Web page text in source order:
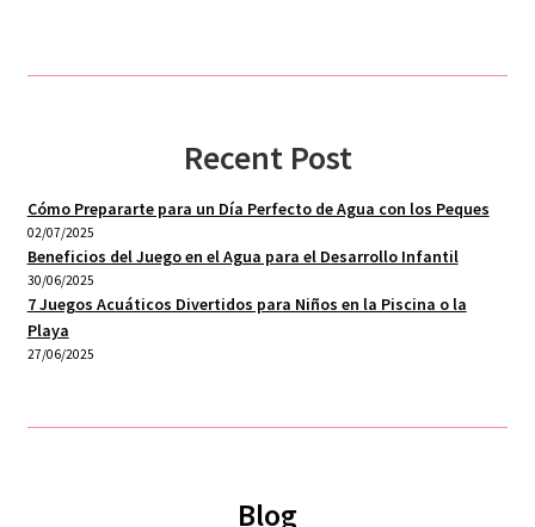
Recent Post
Cómo Prepararte para un Día Perfecto de Agua con los Peques
02/07/2025
Beneficios del Juego en el Agua para el Desarrollo Infantil
30/06/2025
7 Juegos Acuáticos Divertidos para Niños en la Piscina o la
Playa
27/06/2025
Blog